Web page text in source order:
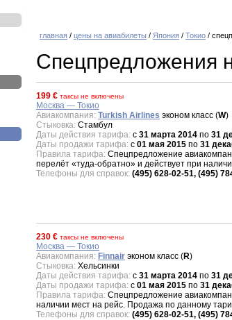
главная / цены на авиабилеты / Япония / Токио /
Спецпредложения
199 € таксы не включены
Москва — Токио
Авиакомпания: Turkish Airlines эконом класс (W)
Стыковка: Стамбул
Даты действия тарифа: с 31 марта 2014 по 31
Даты продажи тарифа: с 01 мая 2015 по 31
Правила тарифа: Спецпредложение
перелёт «туда-обратно» и действует при
Телефоны для справок: (495) 628-02-51, (495)
230 € таксы не включены
Москва — Токио
Авиакомпания: Finnair эконом класс (R)
Стыковка: Хельсинки
Даты действия тарифа: с 31 марта 2014 по 31
Даты продажи тарифа: с 01 мая 2015 по 31
Правила тарифа: Спецпредложение
наличии мест на рейс. Продажа по данному
Телефоны для справок: (495) 628-02-51, (495)